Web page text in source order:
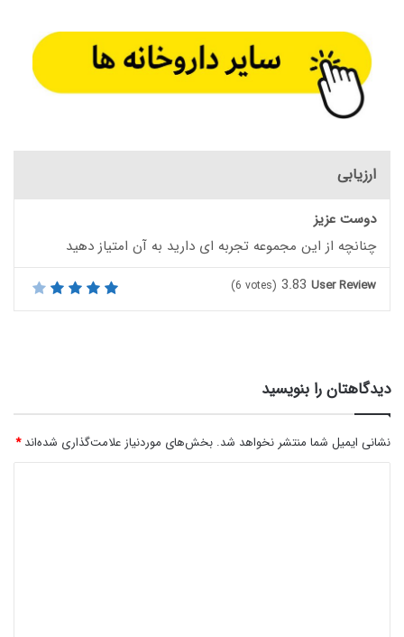
ارزیابی
دوست عزیز
چنانچه از این مجموعه تجربه ای دارید به آن امتیاز دهید
User Review
3.83
(6 votes)
دیدگاهتان را بنویسید
نشانی ایمیل شما منتشر نخواهد شد. بخش‌های موردنیاز علامت‌گذاری شده‌اند*